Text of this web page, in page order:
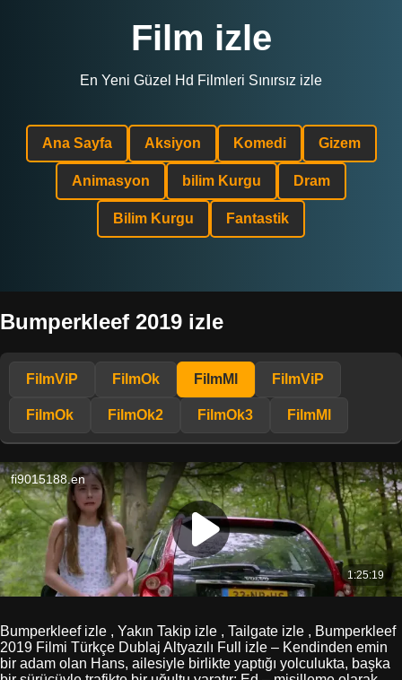
Film izle
En Yeni Güzel Hd Filmleri Sınırsız izle
Ana Sayfa Aksiyon Komedi Gizem
Animasyon bilim Kurgu Dram
Bilim Kurgu Fantastik
Bumperkleef 2019 izle
FilmViP FilmOk FilmMl FilmViP
FilmOk FilmOk2 FilmOk3 FilmMl
Bumperkleef izle , Yakın Takip izle , Tailgate izle , Bumperkleef
2019 Filmi Türkçe Dublaj Altyazılı Full izle – Kendinden emin
bir adam olan Hans, ailesiyle birlikte yaptığı yolculukta, başka